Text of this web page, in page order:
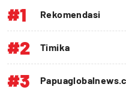
#1 Rekomendasi
#2 Timika
#3